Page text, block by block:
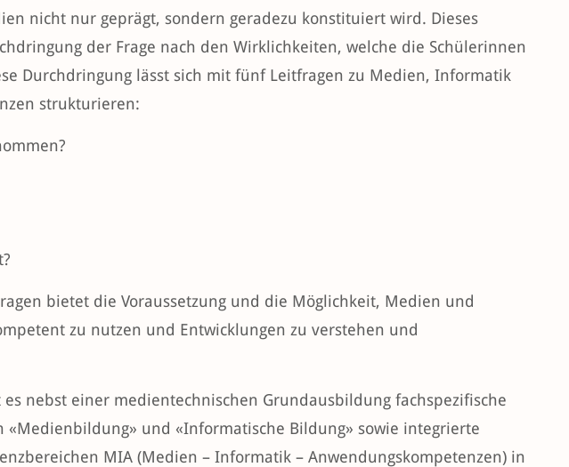
nicht nur geprägt, sondern geradezu konstituiert wird. Dieses
der Frage nach den Wirklichkeiten, welche die Schülerinnen
Durchdringung lässt sich mit fünf Leitfragen zu Medien, Informatik
strukturieren:
bietet die Voraussetzung und die Möglichkeit, Medien und
zu nutzen und Entwicklungen zu verstehen und
nebst einer medientechnischen Grundausbildung fachspezifische
«Medienbildung» und «Informatische Bildung» sowie integrierte
MIA (Medien – Informatik – Anwendungskompetenzen) in